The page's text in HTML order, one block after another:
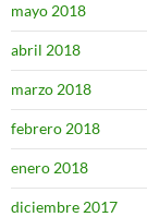
mayo 2018
abril 2018
marzo 2018
febrero 2018
enero 2018
diciembre 2017